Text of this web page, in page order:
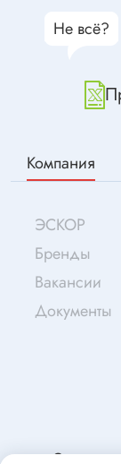
Не всё?
Компания
ЭСКОР
Бренды
Вакансии
Документы
Согласие